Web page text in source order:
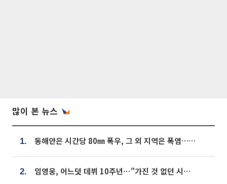
많이 본 뉴스
1. 동해안은 시간당 80㎜ 폭우, 그 외 지역은 폭염…‘극과 극 날씨’
2. 임영웅, 어느덧 데뷔 10주년⋯"가진 것 없던 시절, 내 앞엔 20명의 팬뿐"